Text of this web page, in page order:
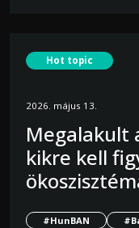
Hot topic
2026. május 13.
Megalakult
kikre kell
#HunBAN